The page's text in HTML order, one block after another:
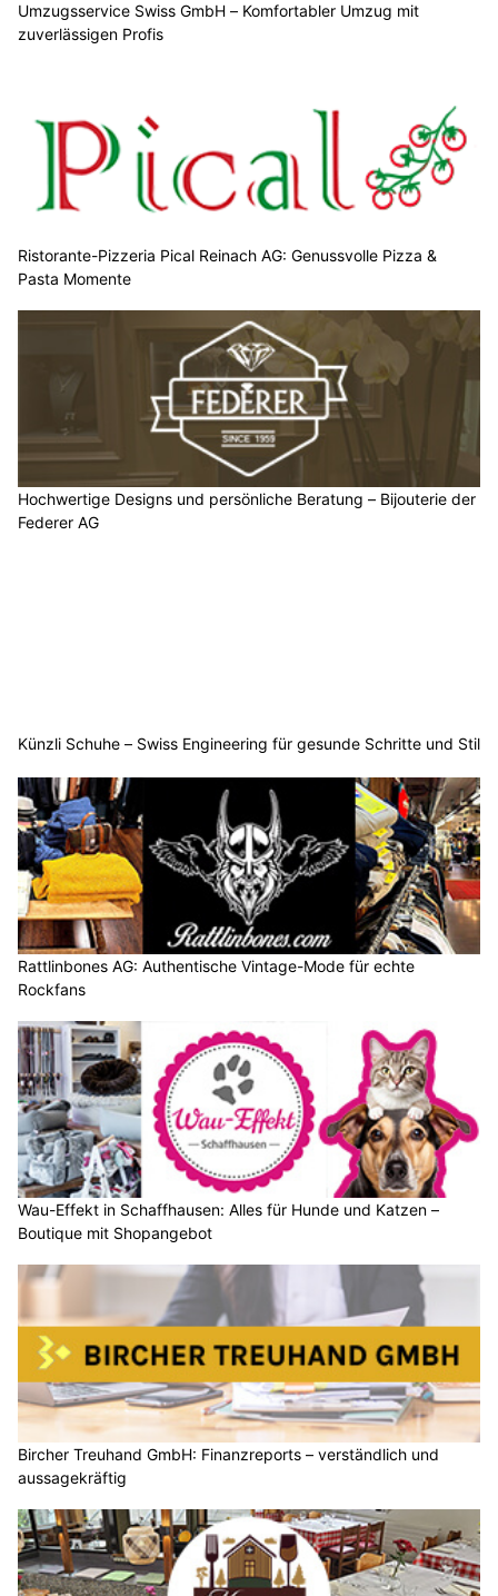
Umzugsservice Swiss GmbH – Komfortabler Umzug mit
zuverlässigen Profis
Ristorante-Pizzeria Pical Reinach AG: Genussvolle Pizza &
Pasta Momente
Hochwertige Designs und persönliche Beratung – Bijouterie der
Federer AG
Künzli Schuhe – Swiss Engineering für gesunde Schritte und Stil
Rattlinbones AG: Authentische Vintage-Mode für echte
Rockfans
Wau-Effekt in Schaffhausen: Alles für Hunde und Katzen –
Boutique mit Shopangebot
Bircher Treuhand GmbH: Finanzreports – verständlich und
aussagekräftig